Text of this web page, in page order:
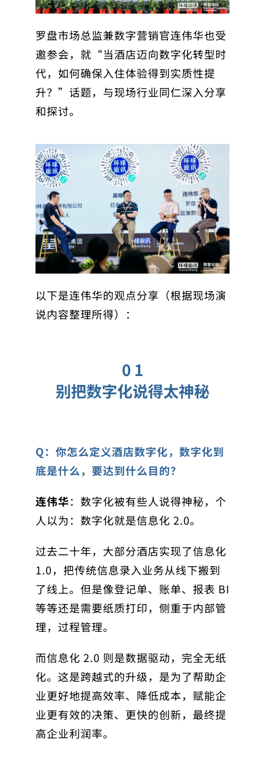
罗盘市场总监兼数字营销官连伟华也受
邀参会，就“当酒店迈向数字化转型时
代，如何确保入住体验得到实质性提
升？”话题，与现场行业同仁深入分享
和探讨。
以下是连伟华的观点分享（根据现场演
说内容整理所得）：
0 1
别把数字化说得太神秘
Q：你怎么定义酒店数字化，数字化到
底是什么，要达到什么目的？
连伟华：数字化被有些人说得神秘，个
人以为：数字化就是信息化 2.0。
过去二十年，大部分酒店实现了信息化
1.0，把传统信息录入业务从线下搬到
了线上。但是像登记单、账单、报表 BI
等等还是需要纸质打印，侧重于内部管
理，过程管理。
而信息化 2.0 则是数据驱动，完全无纸
化。这是跨越式的升级，是为了帮助企
业更好地提高效率、降低成本，赋能企
业更有效的决策、更快的创新，最终提
高企业利润率。